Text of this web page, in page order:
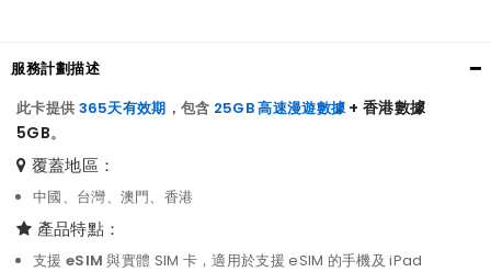
服務計劃描述
此卡提供 365天有效期 ，包含 25GB 高速漫遊數據 + 香港數據
5GB。
覆蓋地區：
中國、台灣、澳門、香港
產品特點：
支援 eSIM 與實體 SIM 卡，適用於支援 eSIM 的手機及 iPad